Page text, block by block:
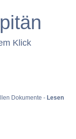
Klick
Dokumente - Lesen